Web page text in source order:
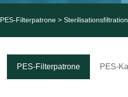
PES-Filterpatrone >
PES-Filterpatrone PES-